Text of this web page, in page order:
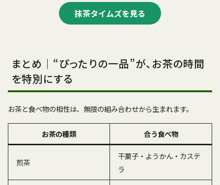
抹茶タイムズを見る
まとめ｜“ぴったりの一品”が、お茶の時間
を特別にする
お茶と食べ物の相性は、無限の組み合わせから生まれます。
お茶の種類 合う食べ物
煎茶
干菓子・ようかん・カステ
ラ